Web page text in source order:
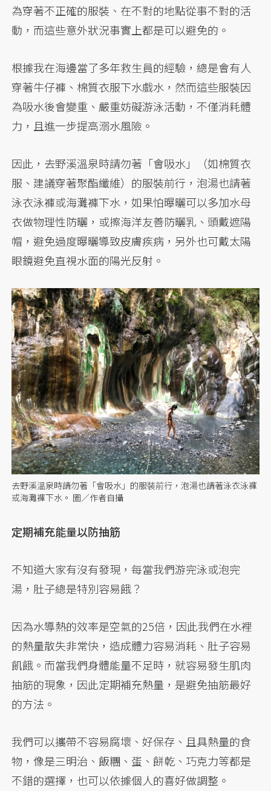
為穿著不正確的服裝、在不對的地點從事不對的活
動，而這些意外狀況事實上都是可以避免的。
根據我在海邊當了多年救生員的經驗，總是會有人
穿著牛仔褲、棉質衣服下水戲水，然而這些服裝因
為吸水後會變重、嚴重妨礙游泳活動，不僅消耗體
力，且進一步提高溺水風險。
因此，去野溪溫泉時請勿著「會吸水」（如棉質衣
服、建議穿著聚酯纖維）的服裝前行，泡湯也請著
泳衣泳褲或海灘褲下水，如果怕曝曬可以多加水母
衣做物理性防曬，或擦海洋友善防曬乳、頭戴遮陽
帽，避免過度曝曬導致皮膚疾病，另外也可戴太陽
眼鏡避免直視水面的陽光反射。
去野溪溫泉時請勿著「會吸水」的服裝前行，泡湯也請著泳衣泳褲
或海灘褲下水。 圖／作者自攝
定期補充能量以防抽筋
不知道大家有沒有發現，每當我們游完泳或泡完
湯，肚子總是特別容易餓？
因為水導熱的效率是空氣的25倍，因此我們在水裡
的熱量散失非常快，造成體力容易消耗、肚子容易
飢餓。而當我們身體能量不足時，就容易發生肌肉
抽筋的現象，因此定期補充熱量，是避免抽筋最好
的方法。
我們可以攜帶不容易腐壞、好保存、且具熱量的食
物，像是三明治、飯糰、蛋、餅乾、巧克力等都是
不錯的選擇，也可以依據個人的喜好做調整。